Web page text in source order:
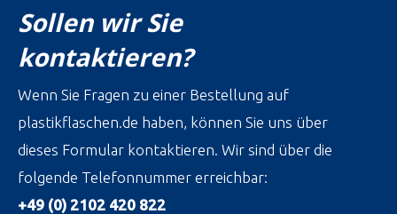
Sollen wir Sie
kontaktieren?
Wenn Sie Fragen zu einer Bestellung auf
plastikflaschen.de haben, können Sie uns über
dieses Formular kontaktieren. Wir sind über die
folgende Telefonnummer erreichbar:
+49 (0) 2102 420 822